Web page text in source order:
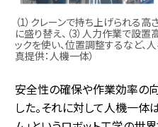
（1）クレーンで持ち上げられる高
に盛り替え、（3）人力作業で設置
ックを使い、位置調整するなど、
真提供：人機一体）
安全性の確保や作業効率の
した。それに対して人機一体